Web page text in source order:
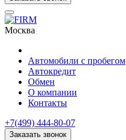
Москва
Автомобили с пробегом
Автокредит
Обмен
О компании
Контакты
+7(499) 444-80-07
Заказать звонок